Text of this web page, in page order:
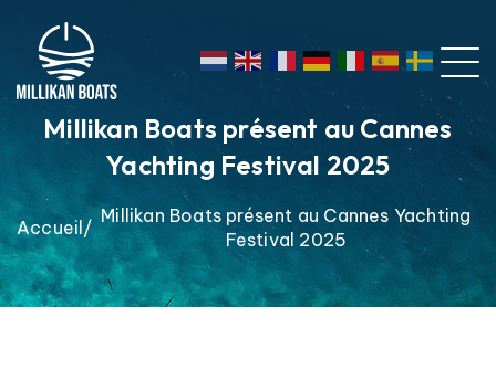
Millikan Boats présent au Cannes
Yachting Festival 2025
Accueil
Millikan Boats présent au Cannes Yachting
Festival 2025